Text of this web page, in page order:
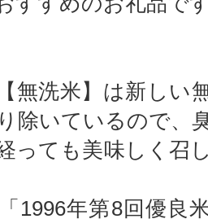
無洗米】は新しい
除いているので、
っても美味しく召
1996年第8回優良